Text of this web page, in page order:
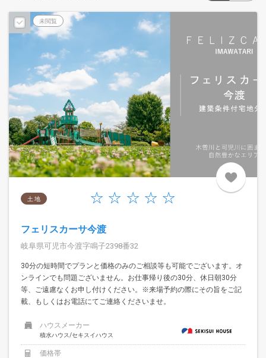
未閲覧
土 地
フェリスカーサ今渡
岐阜県可児市今渡字鳴子2398番32
30分の短時間でプランと価格のみのご相談等も可能でございます。オ
ンラインでも問題ございません。お仕事帰り後の30分、休日朝30分
等、ご遠慮なくお申し付けください。※来場予約の際にその旨をご記
載、もしくはお電話にてご連絡くださいませ。
ハウスメーカー
積水ハウス/セキスイハウス
価格帯